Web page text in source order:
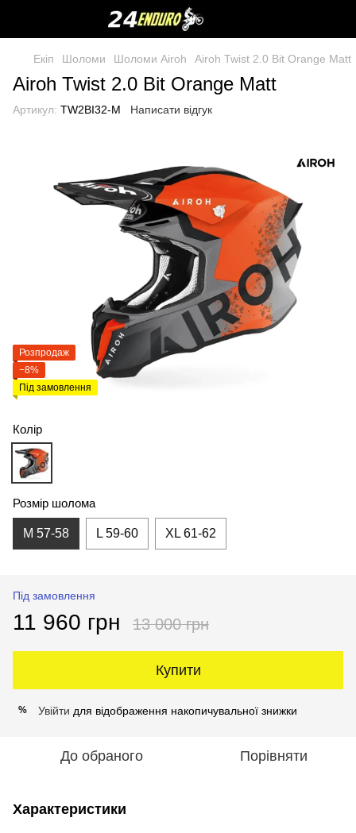
Екіп Шоломи Шоломи Airoh Airoh Twist 2.0 Bit Orange Matt
Airoh Twist 2.0 Bit Orange Matt
Артикул: TW2BI32-M Написати відгук
Розпродаж
−8%
Під замовлення
Колір
Розмір шолома
M 57-58 L 59-60 XL 61-62
Під замовлення
11 960 грн 13 000 грн
Купити
% Увійти для відображення накопичувальної знижки
До обраного Порівняти
Характеристики